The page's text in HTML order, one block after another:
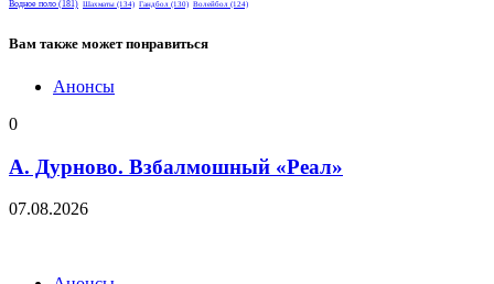
Водное поло (181) Шахматы (134) Гандбол (130) Волейбол (124)
Вам также может понравиться
Анонсы
0
А. Дурново. Взбалмошный «Реал»
07.08.2026